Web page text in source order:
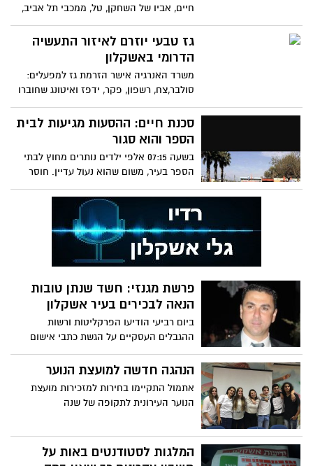
חיים, אביו של השחקן, טל, ממכבי תל אביב,
נכנסה לאבטחת המשחקים באשקלון. כאשר
ההנהלה צריכה לעשות מכרז לתפקיד
גז טבעי יוזרם לאיזור התעשיה
הדרומי באשקלון
משרד האנרגיה אישר הזרמת גז למפעלים:
סולבר,צח, רשפון, פקר, ידפז ואיטונג שחוברו
למערכת החלוקה. שר האנרגיה: שיפור
באיכות חיי התושבים באשקלון
סכנת חיים: ההסעות מגיעות לבית
הספר והוא סגור
בשעה 07:15 אלפי ילדים נותרים מחוץ לבתי
הספר בעיר, משום שהוא נעול עדיין. חוסר
אחריות של התאומים בין ההסעות להנהלת
בתי הספר, הביא אמא לתלמיד בבית הספר
אסף מימון לעלות פוסט המופנה לראש העיר
פרשת מגנזי: חשד שנתן טובות
הנאה לבכירים בעיר אשקלון
ביום רביעי הודיעו הפרקליטות ורשות
ההגבלים העסקיים על הגשת כתבי אישום
בכפוף לשימוע נגד גבי מגנזי, בעל השליטה
בחברת אברות הבורסאית ומגנזי תשתיות. כך
צילום: יח״צ
הנהגה חדשה למועצת הנוער
אתמול התקיימו בחירות למזכירות מועצת
הנוער העירונית לתקופה של שנה
המלגות לסטודנטים באות על